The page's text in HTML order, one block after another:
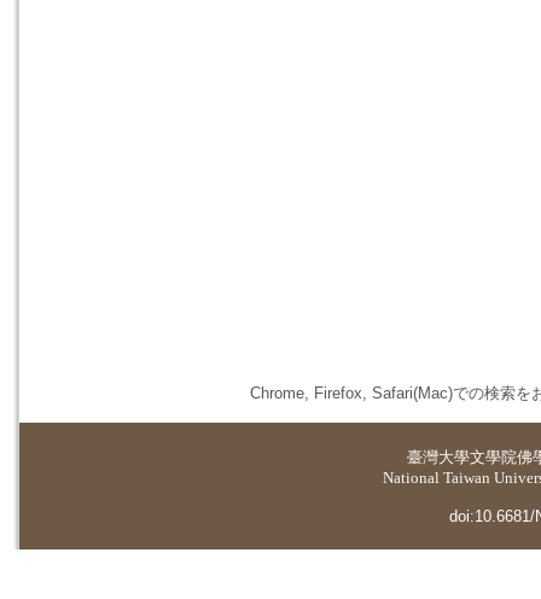
Chrome, Firefox, Safari(Mac)での検索を
臺灣大學文學院佛
National Taiwan
doi:10.6681/